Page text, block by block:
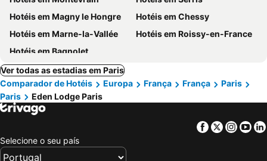
Hotéis em Magny le Hongre
Hotéis em Chessy
Hotéis em Marne-la-Vallée
Hotéis em Roissy-en-France
Hotéis em Bagnolet
Ver todas as estadias em Paris
Comparador de Hotéis
Europa França França
Paris
Paris
Eden Lodge Paris
Facebook
Twitter
Selecione o seu país